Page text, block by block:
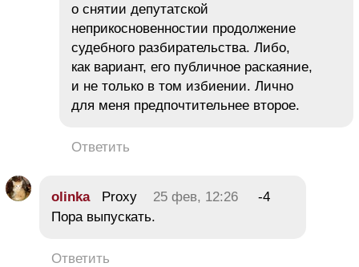
о снятии депутатской
неприкосновенностии продолжение
судебного разбирательства. Либо,
как вариант, его публичное раскаяние,
и не только в том избиении. Лично
для меня предпочтительнее второе.
Ответить
olinkaProxy 25 фев, 12:26
-4
Пора выпускать.
Ответить